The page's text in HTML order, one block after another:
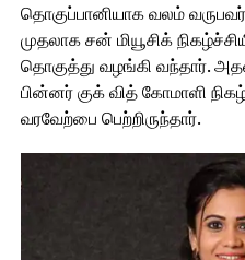
தொகுப்பானியாக வலம்
முதலாக சன் மியூசிக்
தொகுத்து வழங்கி வந்தார்.
பின்னர் குக் வித் கோமாளி
வரவேற்பை பெற்றிருந்தார்.